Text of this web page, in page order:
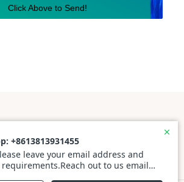
Click Above to Send!